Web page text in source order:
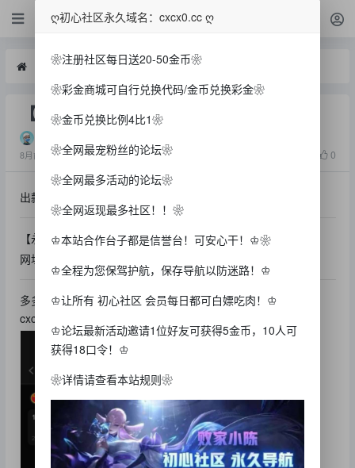
白菜
白菜 【永利595】—✅—回馈彩金
【永利595】—✅—回馈彩金
8月前 1117 0
出款情况：自测（严谨充值）
【永利595】回馈彩金有号的老哥可以去看看 应该玩过都有吧
网址：595.com 595.vip
多多分享初心社区
cxcx0.cc
ღ初心社区永久域名：cxcx0.cc ღ
❀注册社区每日送20-50金币❀
❀彩金商城可自行兑换代码/金币兑换彩金❀
❀金币兑换比例4比1❀
❀全网最宠粉丝的论坛❀
❀全网最多活动的论坛❀
❀全网返现最多社区！！❀
♔本站合作台子都是信誉台！可安心干！♔❀
♔全程为您保驾护航，保存导航以防迷路！♔
♔让所有 初心社区 会员每日都可白嫖吃肉！♔
♔论坛最新活动邀请1位好友可获得5金币，10人可
获得18口令！♔
❀详情请查看本站规则❀